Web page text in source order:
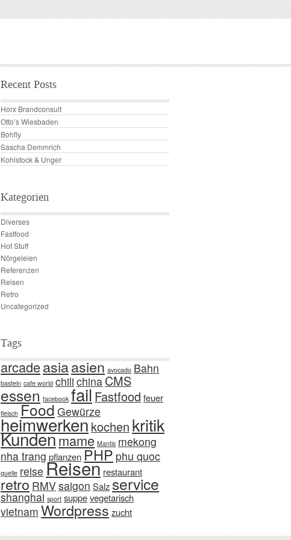
Recent Posts
Horx Brandconsult
Otto’s Wiesbaden
Bohfly
Sascha Demmrich
Kohlstock & Unger
Kategorien
Diverses
Fastfood
Hot Stuff
Nörgeleien
Referenzen
Reisen
Retro
Uncategorized
Tags
arcadeasiaasien avocado Bahn
basteln cafe world chili china CMS
essen facebook failFastfood feuer
fleisch FoodGewürze
heimwerkenkochen kritik
Kundenmame Mantis mekong
nha trang pflanzenPHP phu quoc
quelle reise Reisen restaurant
retro RMVsaigon Salzservice
shanghai sport suppevegetarisch
vietnam Wordpress zucht